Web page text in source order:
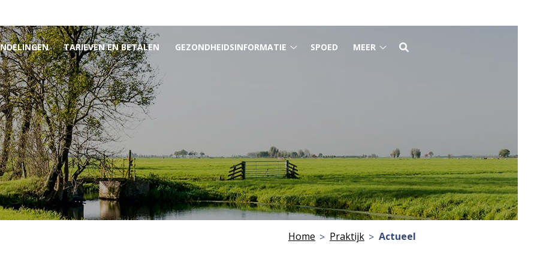
TARIEVEN EN BETALEN GEZONDHEIDSINFORMATIE SPOED MEER
Home Praktijk Actueel